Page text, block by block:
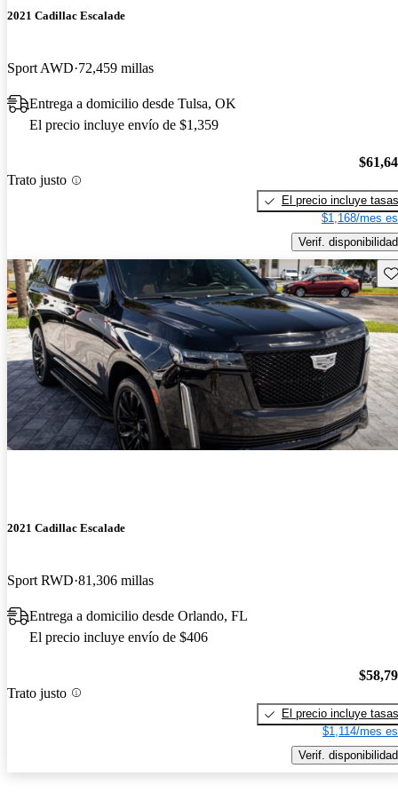
2021 Cadillac Escalade
Sport AWD 72,459 millas
Entrega a domicilio desde Tulsa, OK
El precio incluye envío de $1,359
Trato justo
El precio incluye tasas
$1,168/mes
Verif. disponibilidad
2021 Cadillac Escalade
Sport RWD 81,306 millas
Entrega a domicilio desde Orlando, FL
El precio incluye envío de $406
Trato justo
El precio incluye tasas
$1,114/mes
Verif. disponibilidad